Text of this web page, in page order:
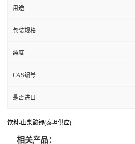
用途
包装规格
纯度
CAS编号
是否进口
饮料-山梨酸钾(泰坦供应)
相关产品：